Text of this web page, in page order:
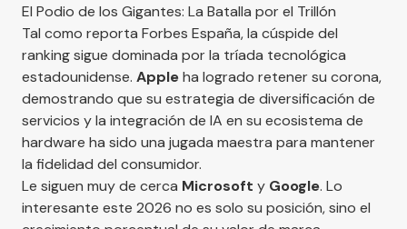
El Podio de los Gigantes: La Batalla por el Trillón
Tal como reporta Forbes España, la cúspide del
ranking sigue dominada por la tríada tecnológica
estadounidense. Appleha logrado retener su corona,
demostrando que su estrategia de diversificación de
servicios y la integración de IA en su ecosistema de
hardware ha sido una jugada maestra para mantener
la fidelidad del consumidor.
Le siguen muy de cerca Microsoft y Google. Lo
interesante este 2026 no es solo su posición, sino el